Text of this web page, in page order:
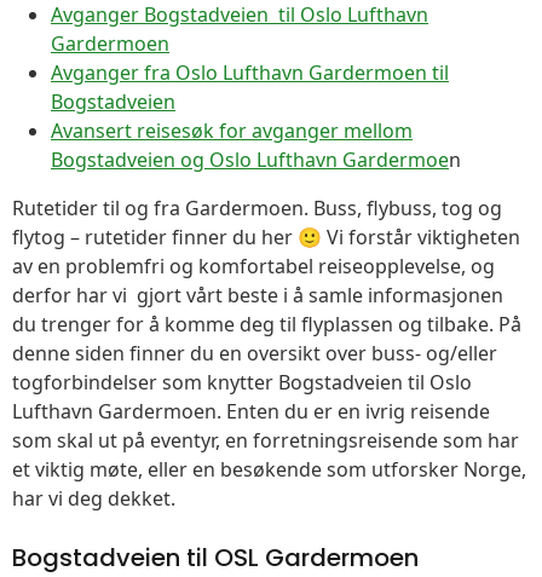
Avganger Bogstadveien til Oslo Lufthavn
Gardermoen
Avganger fra Oslo Lufthavn Gardermoen til
Bogstadveien
Avansert reisesøk for avganger mellom
Bogstadveien og Oslo Lufthavn Gardermoen
Rutetider til og fra Gardermoen. Buss, flybuss, tog og
flytog – rutetider finner du her 🙂 Vi forstår viktigheten
av en problemfri og komfortabel reiseopplevelse, og
derfor har vi gjort vårt beste i å samle informasjonen
du trenger for å komme deg til flyplassen og tilbake. På
denne siden finner du en oversikt over buss- og/eller
togforbindelser som knytter Bogstadveien til Oslo
Lufthavn Gardermoen. Enten du er en ivrig reisende
som skal ut på eventyr, en forretningsreisende som har
et viktig møte, eller en besøkende som utforsker Norge,
har vi deg dekket.
Bogstadveien til OSL Gardermoen